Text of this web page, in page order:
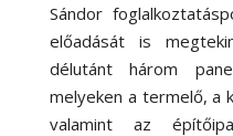
Sándor
előadását is
délutánt három
melyeken a termelő, a
valamint az